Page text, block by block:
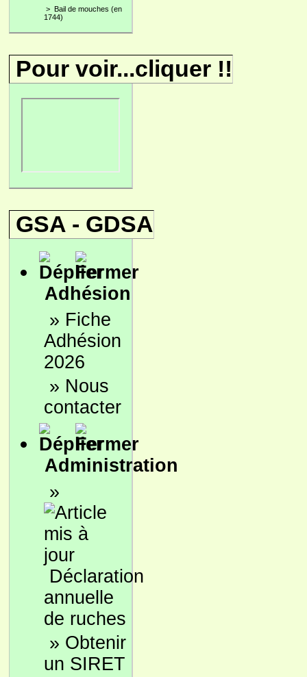
> Bail de mouches (en
1744)
Pour voir...cliquer !!
GSA - GDSA
Adhésion
» Fiche
Adhésion
2026
» Nous
contacter
Administration
»
Déclaration
annuelle
de ruches
» Obtenir
un SIRET